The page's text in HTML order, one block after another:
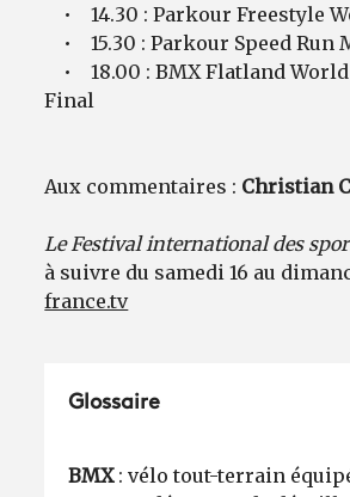
• 14.30 : Parkour Freestyle
• 15.30 : Parkour Speed Run
• 18.00 : BMX Flatland World
Final
Aux commentaires : Christian
Le Festival international des
à suivre du samedi 16 au
france.tv
Glossaire
BMX: vélo tout-terrain